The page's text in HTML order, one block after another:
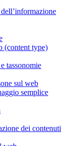
(content type)
tassonomie
sul web
semplice
dei contenuti